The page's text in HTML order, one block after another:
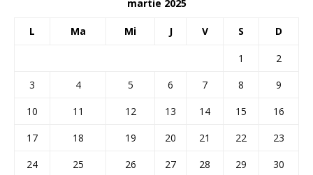
martie 2025
L Ma Mi J V S D
1
2
3
4 5 6 7 8
9
10
11 12 13 14 15
16
17
18 19 20 21 22
23
24
25 26 27 28 29
30